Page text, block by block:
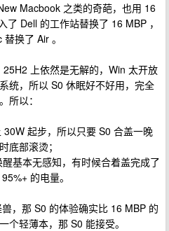
Macbook 之类的奇葩，也用 16
Dell 的工作站替换了 16 MBP ，
换了 Air 。
上依然是无解的，Win 太开放
统，所以 S0 休眠好不好用，完全
所以：
起步，所以只要 S0 合盖一晚
底部滚烫；
基本无感知，有时候合着盖完成了
的电量。
，那 S0 的体验确实比 16 MBP 的
个轻薄本，那 S0 能接受。